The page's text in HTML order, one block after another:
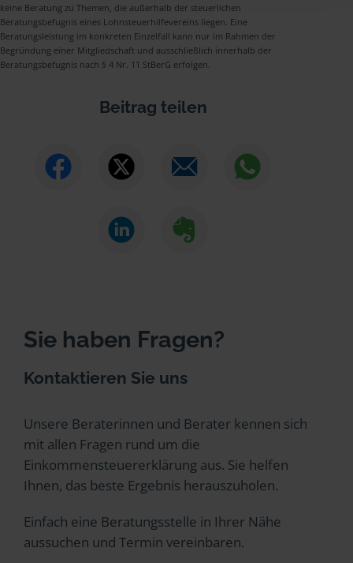
keine Beratung zu Themen, die außerhalb der steuerlichen
Beratungsbefugnis eines Lohnsteuerhilfevereins liegen. Eine
Beratungsleistung im konkreten Einzelfall kann nur im Rahmen der
Begründung einer Mitgliedschaft und ausschließlich innerhalb der
Beratungsbefugnis nach § 4 Nr. 11 StBerG erfolgen.
Beitrag teilen
Sie haben Fragen?
Kontaktieren Sie uns
Unsere Beraterinnen und Berater kennen sich
mit allen Fragen rund um die
Einkommensteuererklärung aus. Sie helfen
Ihnen, das beste Ergebnis herauszuholen.
Einfach eine Beratungsstelle in Ihrer Nähe
aussuchen und Termin vereinbaren.